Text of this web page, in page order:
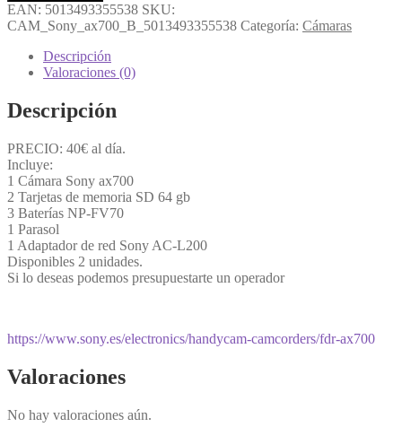
EAN: 5013493355538 SKU:
CAM_Sony_ax700_B_5013493355538 Categoría: Cámaras
Descripción
Valoraciones (0)
Descripción
PRECIO: 40€ al día.
Incluye:
1 Cámara Sony ax700
2 Tarjetas de memoria SD 64 gb
3 Baterías NP-FV70
1 Parasol
1 Adaptador de red Sony AC-L200
Disponibles 2 unidades.
Si lo deseas podemos presupuestarte un operador
https://www.sony.es/electronics/handycam-camcorders/fdr-ax700
Valoraciones
No hay valoraciones aún.